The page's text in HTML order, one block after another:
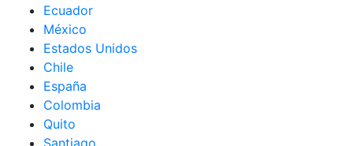
Ecuador
México
Estados Unidos
Chile
España
Colombia
Quito
Santiago